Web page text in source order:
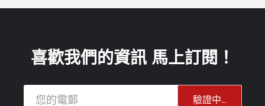
喜歡我們的資訊 馬上訂閱！